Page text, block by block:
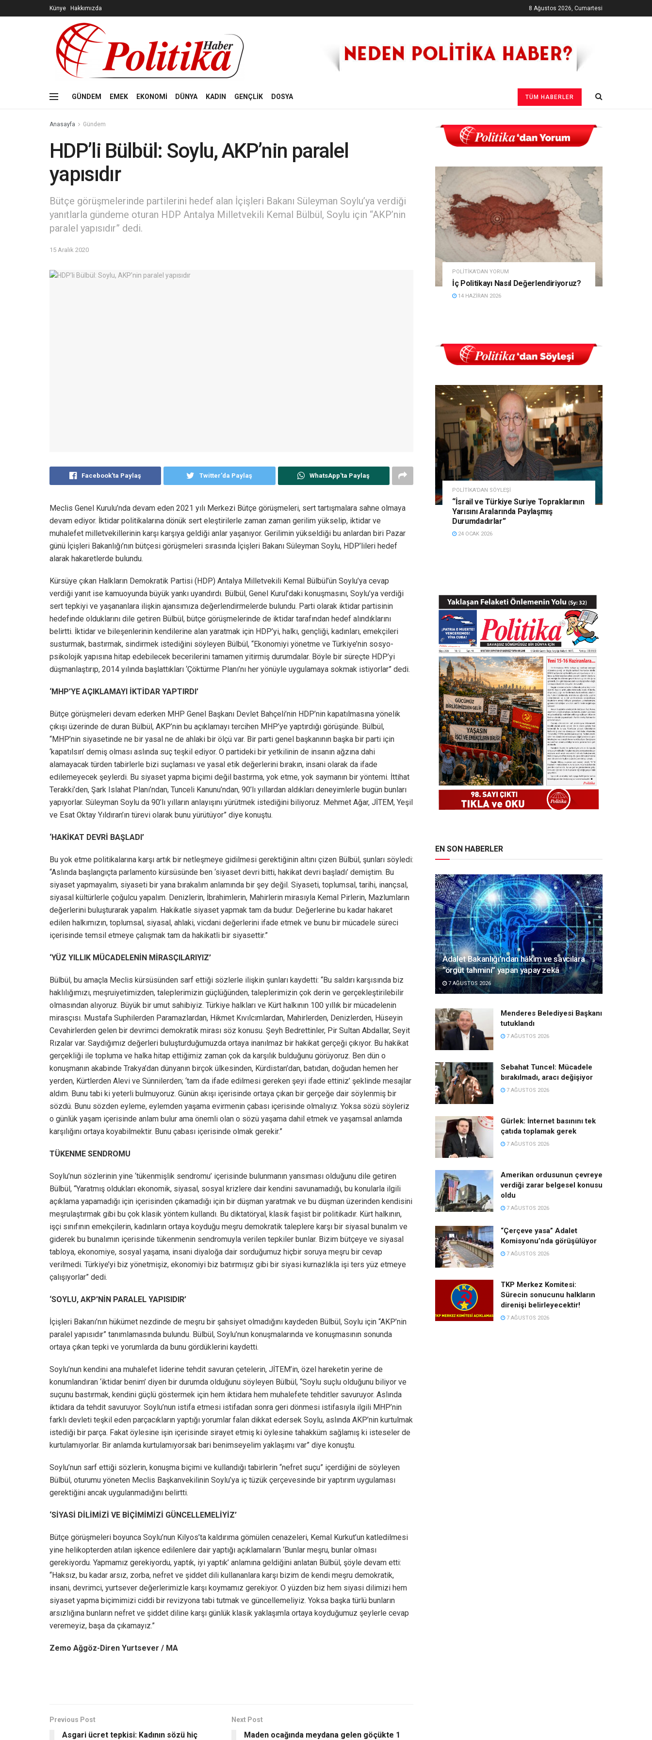
Künye Hakkımızda 8 Ağustos 2026, Cumartesi
GÜNDEM EMEK EKONOMİ DÜNYA KADIN GENÇLİK DOSYA TÜM HABERLER
Anasayfa Gündem
HDP’li Bülbül: Soylu, AKP’nin paralel
yapısıdır
Bütçe görüşmelerinde partilerini hedef alan İçişleri Bakanı Süleyman Soylu’ya verdiği
yanıtlarla gündeme oturan HDP Antalya Milletvekili Kemal Bülbül, Soylu için “AKP’nin
paralel yapısıdır” dedi.
15 Aralık 2020
Facebook'ta Paylaş Twitter'da Paylaş WhatsApp'ta Paylaş
Meclis Genel Kurulu’nda devam eden 2021 yılı Merkezi Bütçe görüşmeleri, sert tartışmalara sahne olmaya
devam ediyor. İktidar politikalarına dönük sert eleştirilerle zaman zaman gerilim yükselip, iktidar ve
muhalefet milletvekillerinin karşı karşıya geldiği anlar yaşanıyor. Gerilimin yükseldiği bu anlardan biri Pazar
günü İçişleri Bakanlığı’nın bütçesi görüşmeleri sırasında İçişleri Bakanı Süleyman Soylu, HDP’lileri hedef
alarak hakaretlerde bulundu.
Kürsüye çıkan Halkların Demokratik Partisi (HDP) Antalya Milletvekili Kemal Bülbül’ün Soylu’ya cevap
verdiği yanıt ise kamuoyunda büyük yankı uyandırdı. Bülbül, Genel Kurul’daki konuşmasını, Soylu’ya verdiği
sert tepkiyi ve yaşananlara ilişkin ajansımıza değerlendirmelerde bulundu. Parti olarak iktidar partisinin
hedefinde olduklarını dile getiren Bülbül, bütçe görüşmelerinde de iktidar tarafından hedef alındıklarını
belirtti. İktidar ve bileşenlerinin kendilerine alan yaratmak için HDP’yi, halkı, gençliği, kadınları, emekçileri
susturmak, bastırmak, sindirmek istediğini söyleyen Bülbül, “Ekonomiyi yönetme ve Türkiye’nin sosyo-
psikolojik yapısına hitap edebilecek becerilerini tamamen yitirmiş durumdalar. Böyle bir süreçte HDP’yi
düşmanlaştırıp, 2014 yılında başlattıkları ‘Çöktürme Planı’nı her yönüyle uygulamaya sokmak istiyorlar” dedi.
‘MHP’YE AÇIKLAMAYI İKTİDAR YAPTIRDI’
Bütçe görüşmeleri devam ederken MHP Genel Başkanı Devlet Bahçeli’nin HDP’nin kapatılmasına yönelik
çıkışı üzerinde de duran Bülbül, AKP’nin bu açıklamayı tercihen MHP’ye yaptırdığı görüşünde. Bülbül,
“MHP’nin siyasetinde ne bir yasal ne de ahlaki bir ölçü var. Bir parti genel başkanının başka bir parti için
‘kapatılsın’ demiş olması aslında suç teşkil ediyor. O partideki bir yetkilinin de insanın ağzına dahi
alamayacak türden tabirlerle bizi suçlaması ve yasal etik değerlerini bırakın, insani olarak da ifade
edilemeyecek şeylerdi. Bu siyaset yapma biçimi değil bastırma, yok etme, yok saymanın bir yöntemi. İttihat
Terakki’den, Şark Islahat Planı’ndan, Tunceli Kanunu’ndan, 90’lı yıllardan aldıkları deneyimlerle bugün bunları
yapıyorlar. Süleyman Soylu da 90’lı yılların anlayışını yürütmek istediğini biliyoruz. Mehmet Ağar, JİTEM, Yeşil
ve Esat Oktay Yıldıran’ın türevi olarak bunu yürütüyor” diye konuştu.
‘HAKİKAT DEVRİ BAŞLADI’
Bu yok etme politikalarına karşı artık bir netleşmeye gidilmesi gerektiğinin altını çizen Bülbül, şunları söyledi:
“Aslında başlangıçta parlamento kürsüsünde ben ‘siyaset devri bitti, hakikat devri başladı’ demiştim. Bu
siyaset yapmayalım, siyaseti bir yana bırakalım anlamında bir şey değil. Siyaseti, toplumsal, tarihi, inançsal,
siyasal kültürlerle çoğulcu yapalım. Denizlerin, İbrahimlerin, Mahirlerin mirasıyla Kemal Pirlerin, Mazlumların
değerlerini buluşturarak yapalım. Hakikatle siyaset yapmak tam da budur. Değerlerine bu kadar hakaret
edilen halkımızın, toplumsal, siyasal, ahlaki, vicdani değerlerini ifade etmek ve bunu bir mücadele süreci
içerisinde temsil etmeye çalışmak tam da hakikatli bir siyasettir.”
‘YÜZ YILLIK MÜCADELENİN MİRASÇILARIYIZ’
Bülbül, bu amaçla Meclis kürsüsünden sarf ettiği sözlerle ilişkin şunları kaydetti: “Bu saldırı karşısında biz
haklılığımızı, meşruiyetimizden, taleplerimizin güçlüğünden, taleplerimizin çok derin ve gerçekleştirilebilir
olmasından alıyoruz. Büyük bir umut sahibiyiz. Türkiye halkları ve Kürt halkının 100 yıllık bir mücadelenin
mirasçısı. Mustafa Suphilerden Paramazlardan, Hikmet Kıvılcımlardan, Mahirlerden, Denizlerden, Hüseyin
Cevahirlerden gelen bir devrimci demokratik mirası söz konusu. Şeyh Bedrettinler, Pir Sultan Abdallar, Seyit
Rızalar var. Saydığımız değerleri buluşturduğumuzda ortaya inanılmaz bir hakikat gerçeği çıkıyor. Bu hakikat
gerçekliği ile topluma ve halka hitap ettiğimiz zaman çok da karşılık bulduğunu görüyoruz. Ben dün o
konuşmanın akabinde Trakya’dan dünyanın birçok ülkesinden, Kürdistan’dan, batıdan, doğudan hemen her
yerden, Kürtlerden Alevi ve Sünnilerden; ‘tam da ifade edilmesi gereken şeyi ifade ettiniz’ şeklinde mesajlar
aldım. Bunu tabi ki yeterli bulmuyoruz. Günün akışı içerisinde ortaya çıkan bir gerçeğe dair söylenmiş bir
sözdü. Bunu sözden eyleme, eylemden yaşama evirmenin çabası içerisinde olmalıyız. Yoksa sözü söyleriz
o günlük yaşam içerisinde anlam bulur ama önemli olan o sözü yaşama dahil etmek ve yaşamsal anlamda
karşılığını ortaya koyabilmektir. Bunu çabası içerisinde olmak gerekir.”
TÜKENME SENDROMU
Soylu’nun sözlerinin yine ‘tükenmişlik sendromu’ içerisinde bulunmanın yansıması olduğunu dile getiren
Bülbül, “Yaratmış oldukları ekonomik, siyasal, sosyal krizlere dair kendini savunamadığı, bu konularla ilgili
açıklama yapamadığı için içerisinden çıkamadığı için bir düşman yaratmak ve bu düşman üzerinden kendisini
meşrulaştırmak gibi bu çok klasik yöntem kullandı. Bu diktatöryal, klasik faşist bir politikadır. Kürt halkının,
işçi sınıfının emekçilerin, kadınların ortaya koyduğu meşru demokratik taleplere karşı bir siyasal bunalım ve
giderek bu bunalımın içerisinde tükenmenin sendromuyla verilen tepkiler bunlar. Bizim bütçeye ve siyasal
tabloya, ekonomiye, sosyal yaşama, insani diyaloğa dair sorduğumuz hiçbir soruya meşru bir cevap
verilmedi. Türkiye’yi biz yönetmişiz, ekonomiyi biz batırmışız gibi bir siyasi kurnazlıkla işi ters yüz etmeye
çalışıyorlar” dedi.
‘SOYLU, AKP’NİN PARALEL YAPISIDIR’
İçişleri Bakanı’nın hükümet nezdinde de meşru bir şahsiyet olmadığını kaydeden Bülbül, Soylu için “AKP’nin
paralel yapısıdır” tanımlamasında bulundu. Bülbül, Soylu’nun konuşmalarında ve konuşmasının sonunda
ortaya çıkan tepki ve yorumlarda da bunu gördüklerini kaydetti.
Soylu’nun kendini ana muhalefet liderine tehdit savuran çetelerin, JİTEM’in, özel hareketin yerine de
konumlandıran ‘iktidar benim’ diyen bir durumda olduğunu söyleyen Bülbül, “Soylu suçlu olduğunu biliyor ve
suçunu bastırmak, kendini güçlü göstermek için hem iktidara hem muhalefete tehditler savuruyor. Aslında
iktidara da tehdit savuruyor. Soylu’nun istifa etmesi istifadan sonra geri dönmesi istifasıyla ilgili MHP’nin
farklı devleti teşkil eden parçacıkların yaptığı yorumlar falan dikkat edersek Soylu, aslında AKP’nin kurtulmak
istediği bir parça. Fakat öylesine işin içerisinde sirayet etmiş ki öylesine tahakküm sağlamış ki isteseler de
kurtulamıyorlar. Bir anlamda kurtulamıyorsak bari benimseyelim yaklaşımı var” diye konuştu.
Soylu’nun sarf ettiği sözlerin, konuşma biçimi ve kullandığı tabirlerin “nefret suçu” içerdiğini de söyleyen
Bülbül, oturumu yöneten Meclis Başkanvekilinin Soylu’ya iç tüzük çerçevesinde bir yaptırım uygulaması
gerektiğini ancak uygulanmadığını belirtti.
‘SİYASİ DİLİMİZİ VE BİÇİMİMİZİ GÜNCELLEMELİYİZ’
Bütçe görüşmeleri boyunca Soylu’nun Kilyos’ta kaldırıma gömülen cenazeleri, Kemal Kurkut’un katledilmesi
yine helikopterden atılan işkence edilenlere dair yaptığı açıklamaların ‘Bunlar meşru, bunlar olması
gerekiyordu. Yapmamız gerekiyordu, yaptık, iyi yaptık’ anlamına geldiğini anlatan Bülbül, şöyle devam etti:
“Haksız, bu kadar arsız, zorba, nefret ve şiddet dili kullananlara karşı bizim de kendi meşru demokratik,
insani, devrimci, yurtsever değerlerimizle karşı koymamız gerekiyor. O yüzden biz hem siyasi dilimizi hem
siyaset yapma biçimimizi ciddi bir revizyona tabi tutmak ve güncellemeliyiz. Yoksa başka türlü bunların
arsızlığına bunların nefret ve şiddet diline karşı günlük klasik yaklaşımla ortaya koyduğumuz şeylerle cevap
veremeyiz, başa da çıkamayız.”
Zemo Ağgöz-Diren Yurtsever / MA
Previous Post
Asgari ücret tepkisi: Kadının sözü hiç
Next Post
Maden ocağında meydana gelen göçükte 1
POLITIKA'DAN YORUM
İç Politikayı Nasıl Değerlendiriyoruz?
14 HAZIRAN 2026
POLITIKA'DAN SÖYLEŞI
“İsrail ve Türkiye Suriye Topraklarının
Yarısını Aralarında Paylaşmış
Durumdadırlar”
24 OCAK 2026
EN SON HABERLER
Adalet Bakanlığı’ndan hâkim ve savcılara
“örgüt tahmini” yapan yapay zekâ
7 AĞUSTOS 2026
Menderes Belediyesi Başkanı
tutuklandı
7 AĞUSTOS 2026
Sebahat Tuncel: Mücadele
bırakılmadı, aracı değişiyor
7 AĞUSTOS 2026
Gürlek: İnternet basınını tek
çatıda toplamak gerek
7 AĞUSTOS 2026
Amerikan ordusunun çevreye
verdiği zarar belgesel konusu
oldu
7 AĞUSTOS 2026
“Çerçeve yasa” Adalet
Komisyonu’nda görüşülüyor
7 AĞUSTOS 2026
TKP Merkez Komitesi:
Sürecin sonucunu halkların
direnişi belirleyecektir!
7 AĞUSTOS 2026